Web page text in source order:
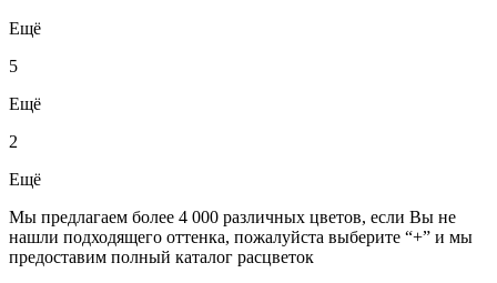
Ещё
5
Ещё
2
Ещё
Мы предлагаем более 4 000 различных цветов, если Вы не
нашли подходящего оттенка, пожалуйста выберите “+” и мы
предоставим полный каталог расцветок